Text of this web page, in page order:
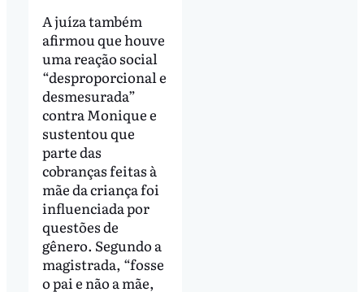
A juíza também
afirmou que houve
uma reação social
“desproporcional e
desmesurada”
contra Monique e
sustentou que
parte das
cobranças feitas à
mãe da criança foi
influenciada por
questões de
gênero. Segundo a
magistrada, “fosse
o pai e não a mãe,